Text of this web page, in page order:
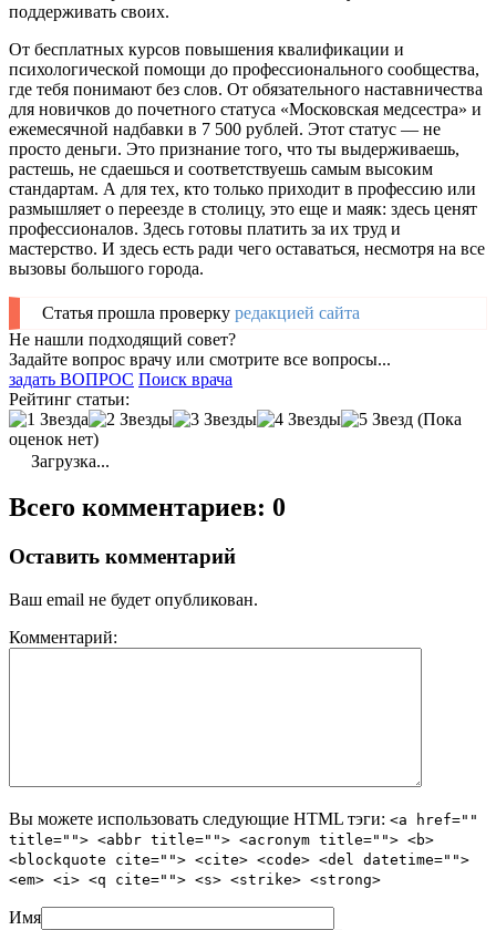
поддерживать своих.
От бесплатных курсов повышения квалификации и
психологической помощи до профессионального сообщества,
где тебя понимают без слов. От обязательного наставничества
для новичков до почетного статуса «Московская медсестра» и
ежемесячной надбавки в 7 500 рублей. Этот статус — не
просто деньги. Это признание того, что ты выдерживаешь,
растешь, не сдаешься и соответствуешь самым высоким
стандартам. А для тех, кто только приходит в профессию или
размышляет о переезде в столицу, это еще и маяк: здесь ценят
профессионалов. Здесь готовы платить за их труд и
мастерство. И здесь есть ради чего оставаться, несмотря на все
вызовы большого города.
Статья прошла проверку редакцией сайта
Не нашли подходящий совет?
Задайте вопрос врачу или смотрите все вопросы...
задать ВОПРОС Поиск врача
Рейтинг статьи:
(Пока
оценок нет)
Загрузка...
Всего комментариев: 0
Оставить комментарий
Ваш email не будет опубликован.
Комментарий:
Вы можете использовать следующие HTML тэги: <a href=""
title=""> <abbr title=""> <acronym title=""> <b>
<blockquote cite=""> <cite> <code> <del datetime="">
<em> <i> <q cite=""> <s> <strike> <strong>
Имя